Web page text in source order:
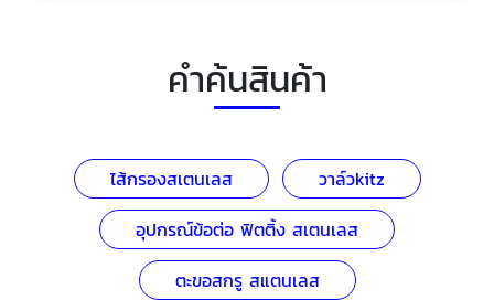
คำค้นสินค้า
ไส้กรองสเตนเลส
วาล์วkitz
อุปกรณ์ข้อต่อ ฟิตติ้ง สเตนเลส
ตะขอสกรู สแตนเลส